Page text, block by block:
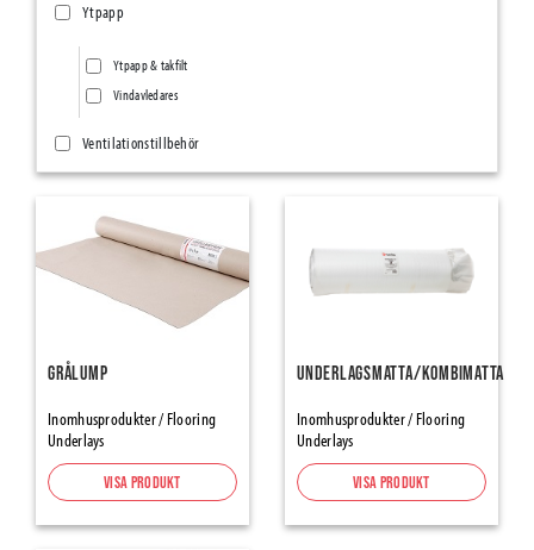
Ytpapp
Ytpapp & takfilt
Vindavledares
Ventilationstillbehör
Övriga ventilationstillbehör
Vindskydd
SillSealing PE-Foam & Bitumen
Foam Tapes and Damber Bands
Expanderande Tejp
Grålump
Inomhusprodukter / Flooring
Underlays
Visa produkt
Underlagsmatta/Kombimatta
Inomhusprodukter / Flooring
Underlays
Visa produkt